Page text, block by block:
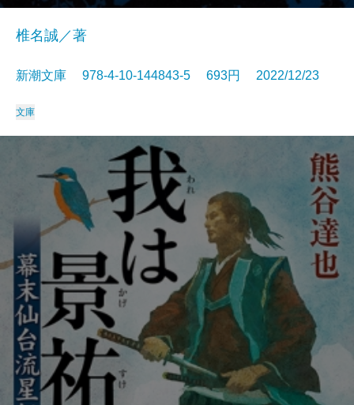
椎名誠／著
新潮文庫 978-4-10-144843-5 693円 2022/12/23
文庫